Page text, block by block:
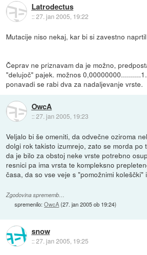
Latrodectus
::27. jan 2005, 19:22
Mutacije niso nekaj, kar bi si zavestno
Čeprav ne priznavam da je možno,
"delujoč" pajek. možnos
ponavadi se rabi dva za nadaljevanje vrste.
OwcA
::27. jan 2005, 19:23
Veljalo bi še omeniti, da odvečne oziroma
dolgi rok takisto izumrejo, zato se morda po
da je bilo za obstoj neke vrste potrebno
resnici pa ima vrsta te kompleksno
časa, da so vse veje s "pomožnimi koleščki"
Zgodovina sprememb…
spremenilo:OwcA(27. jan 2005 ob 19:24)
snow
::27. jan 2005, 19:25